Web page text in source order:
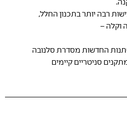
רבה יותר בתכנון החלל,
וקלה –
החדשות מסדרת סלנובה
סניטריים קיימים